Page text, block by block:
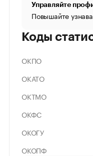
Управляйте
Повышайте
Коды
ОКПО
ОКАТО
ОКТМО
ОКФС
ОКОГУ
ОКОПФ